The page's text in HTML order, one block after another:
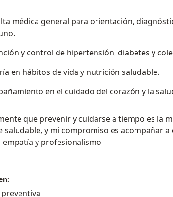
médica general para orientación,
y control de hipertensión, diabetes y
en hábitos de vida y nutrición saludable.
en el cuidado del corazón y la
que prevenir y cuidarse a tiempo es la
saludable, y mi compromiso es acompañar a
empatía y profesionalismo